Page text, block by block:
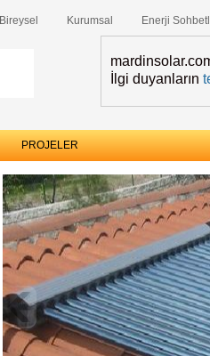
Bireysel Kurumsal Enerji
İlgi duyanların
PROJELER